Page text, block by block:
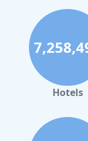
Hotels mit
Hotels mit
Hotels mit
Hotels mit
Hotels mit
Hotels